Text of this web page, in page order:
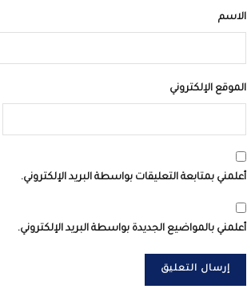
الاسم
الموقع الإلكتروني
أعلمني بمتابعة التعليقات بواسطة البريد الإلكتروني.
أعلمني بالمواضيع الجديدة بواسطة البريد الإلكتروني.